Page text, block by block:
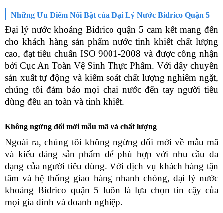
Những Ưu Điểm Nổi Bật của Đại Lý Nước Bidrico Quận 5
Đại lý nước khoáng Bidrico quận 5 cam kết mang đến
cho khách hàng sản phẩm nước tinh khiết chất lượng
cao, đạt tiêu chuẩn ISO 9001-2008 và được công nhận
bởi Cục An Toàn Vệ Sinh Thực Phẩm. Với dây chuyền
sản xuất tự động và kiểm soát chất lượng nghiêm ngặt,
chúng tôi đảm bảo mọi chai nước đến tay người tiêu
dùng đều an toàn và tinh khiết.
Không ngừng đổi mới mẫu mã và chất lượng
Ngoài ra, chúng tôi không ngừng đổi mới về mẫu mã
và kiểu dáng sản phẩm để phù hợp với nhu cầu đa
dạng của người tiêu dùng. Với dịch vụ khách hàng tận
tâm và hệ thống giao hàng nhanh chóng, đại lý nước
khoáng Bidrico quận 5 luôn là lựa chọn tin cậy của
mọi gia đình và doanh nghiệp.